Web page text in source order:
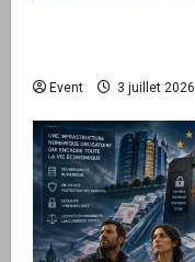
Event 3 juillet 2026